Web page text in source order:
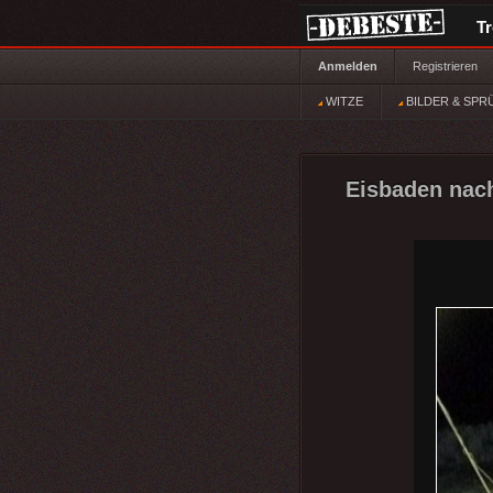
Anmelden Registrieren
WITZE BILDER &
Eisbaden